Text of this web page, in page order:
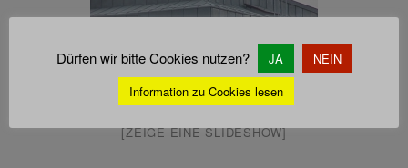
[ZEIGE EINE SLIDESHOW]
Dürfen wir bitte Cookies nutzen? JA
NEIN
Information zu Cookies lesen